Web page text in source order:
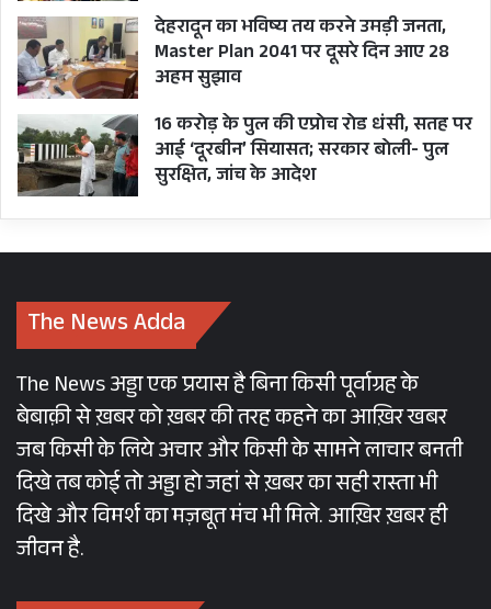
CONGRESS
Dr.Ramesh Pokhriyal Nishank
FOLK SONGS ON UTTARAKHAND POLITICS
LOKGEET IN UTTARAKHAND POLITICS
PUNDIT ND TIWARI
UTTARAKHAND
देहरादून का भविष्य तय करने उमड़ी जनता,
Master Plan 2041 पर दूसरे दिन आए 28
अहम सुझाव
16 करोड़ के पुल की एप्रोच रोड धंसी, सतह पर
आई ‘दूरबीन’ सियासत; सरकार बोली- पुल
सुरक्षित, जांच के आदेश
The News Adda
The News अड्डा एक प्रयास है बिना किसी पूर्वाग्रह के
बेबाक़ी से ख़बर को ख़बर की तरह कहने का आख़िर खबर
जब किसी के लिये अचार और किसी के सामने लाचार बनती
दिखे तब कोई तो अड्डा हो जहां से ख़बर का सही रास्ता भी
दिखे और विमर्श का मज़बूत मंच भी मिले. आख़िर ख़बर ही
जीवन है.